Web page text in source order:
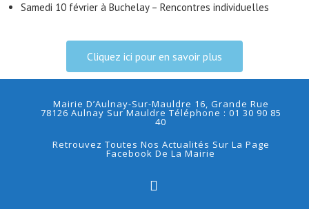
Samedi 10 février à Buchelay – Rencontres individuelles
Cliquez ici pour en savoir plus
Mairie D’Aulnay-Sur-Mauldre 16, Grande Rue
78126 Aulnay Sur Mauldre Téléphone : 01 30 90 85
40
Retrouvez Toutes Nos Actualités Sur La Page
Facebook De La Mairie